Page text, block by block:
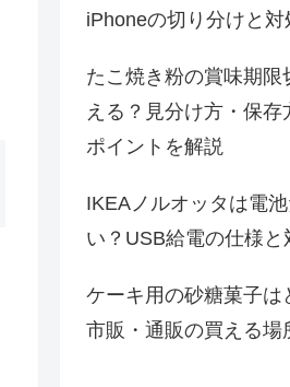
iPhoneの切り分けと対
たこ焼き粉の賞味期限
える？見分け方・保
ポイントを解説
IKEAノルオッタは電
い？USB給電の仕様と
ケーキ用の砂糖菓子は
市販・通販の買える場